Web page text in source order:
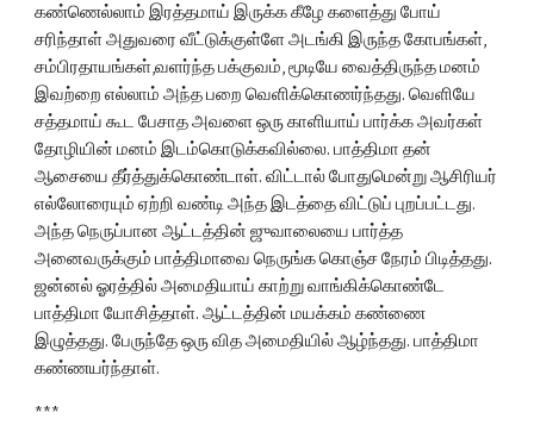
கண்ணெல்லாம் இரத்தமாய் இருக்க கீழே களைத்து போய்
சரிந்தாள் அதுவரை வீட்டுக்குள்ளே அடங்கி இருந்த கோபங்கள்,
சம்பிரதாயங்கள்,வளர்ந்த பக்குவம், மூடியே வைத்திருந்த மனம்
இவற்றை எல்லாம் அந்த பறை வெளிக்கொணர்ந்தது. வெளியே
சத்தமாய் கூட பேசாத அவளை ஒரு காளியாய் பார்க்க அவர்கள்
தோழியின் மனம் இடம்கொடுக்கவில்லை. பாத்திமா தன்
ஆசையை தீர்த்துக்கொண்டாள். விட்டால் போதுமென்று ஆசிரியர்
எல்லோரையும் ஏற்றி வண்டி அந்த இடத்தை விட்டுப் புறப்பட்டது.
அந்த நெருப்பான ஆட்டத்தின் ஜுவாலையை பார்த்த
அனைவருக்கும் பாத்திமாவை நெருங்க கொஞ்ச நேரம் பிடித்தது.
ஜன்னல் ஓரத்தில் அமைதியாய் காற்று வாங்கிக்கொண்டே
பாத்திமா யோசித்தாள். ஆட்டத்தின் மயக்கம் கண்ணை
இழுத்தது. பேருந்தே ஒரு வித அமைதியில் ஆழ்ந்தது. பாத்திமா
கண்ணயர்ந்தாள்.
***